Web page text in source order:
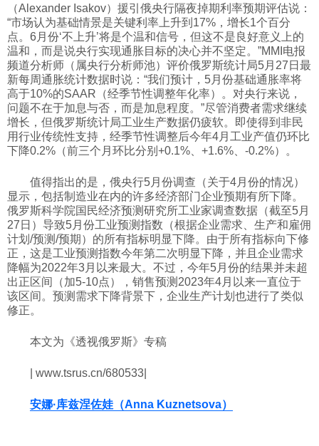
（Alexander Isakov）援引俄央行隔夜掉期利率预期评估说：
“市场认为基础情景是关键利率上升到17%，增长1个百分
点。6月份‘不上升’将是个温和信号，但这不是良好意义上的
温和，而是说央行实现通胀目标的决心并不坚定。”MMI电报
频道分析师（属央行分析师池）评价俄罗斯统计局5月27日最
新每周通胀统计数据时说：“我们预计，5月份基础通胀率将
高于10%的SAAR（经季节性调整年化率）。对央行来说，
问题不在于加息与否，而是加息程度。”尽管消费者需求继续
增长，但俄罗斯统计局工业生产数据仍疲软。即使得到非民
用行业传统性支持，经季节性调整后今年4月工业产值仍环比
下降0.2%（前三个月环比分别+0.1%、+1.6%、-0.2%）。
值得指出的是，俄央行5月份调查（关于4月份的情况）
显示，包括制造业在内的许多经济部门企业预期有所下降。
俄罗斯科学院国民经济预测研究所工业家调查数据（截至5月
27日）导致5月份工业预测指数（根据企业需求、生产和雇佣
计划/预测/预期）的所有指标明显下降。由于所有指标向下修
正，这是工业预测指数今年第二次明显下降，并且企业需求
降幅为2022年3月以来最大。不过，今年5月份的结果并未超
出正区间（加5-10点），销售预测2023年4月以来一直位于
该区间。预测需求下降背景下，企业生产计划也进行了类似
修正。
本文为《透视俄罗斯》专稿
| www.tsrus.cn/680533|
安娜·库兹涅佐娃（Anna Kuznetsova）